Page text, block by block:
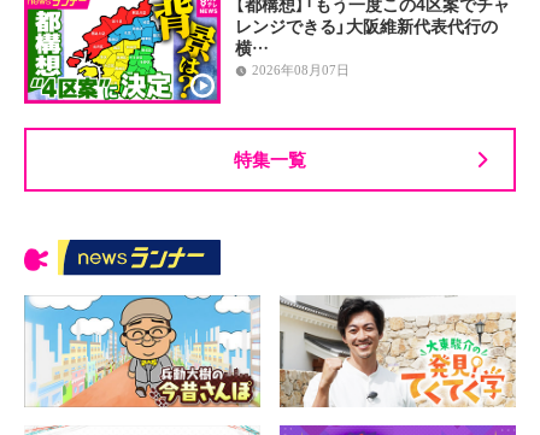
レンジできる」大阪維新代表代行の
横…
2026年08月07日
特集一覧